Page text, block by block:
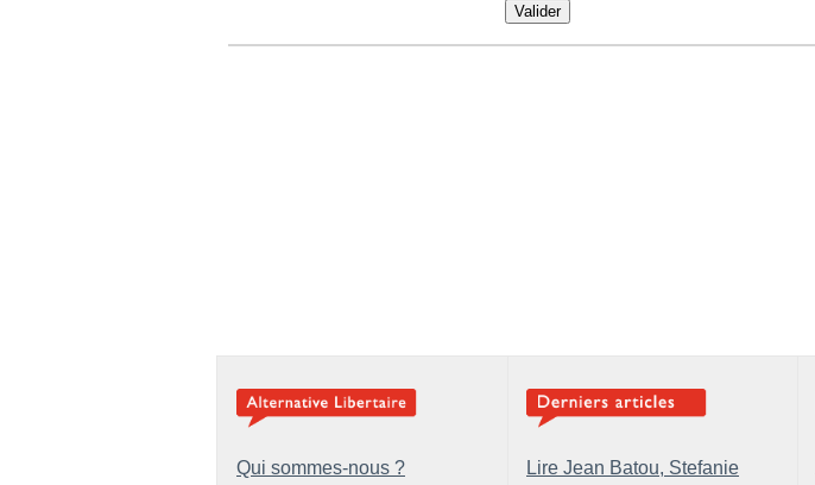
Valider
Qui sommes-nous ?
Lire Jean Batou, Stefanie